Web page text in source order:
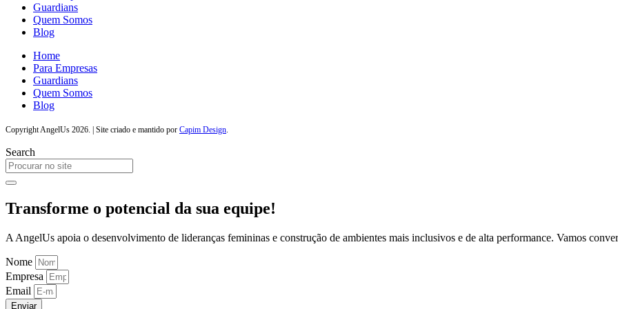
Guardians
Quem Somos
Blog
Home
Para Empresas
Guardians
Quem Somos
Blog
Copyright AngelUs 2026. | Site criado e mantido por Capim Design.
Search
Transforme o potencial da sua equipe!
A AngelUs apoia o desenvolvimento de lideranças femininas e construção de ambientes mais inclusivos e de alta performance. Vamos
Nome
Empresa
Email
Enviar